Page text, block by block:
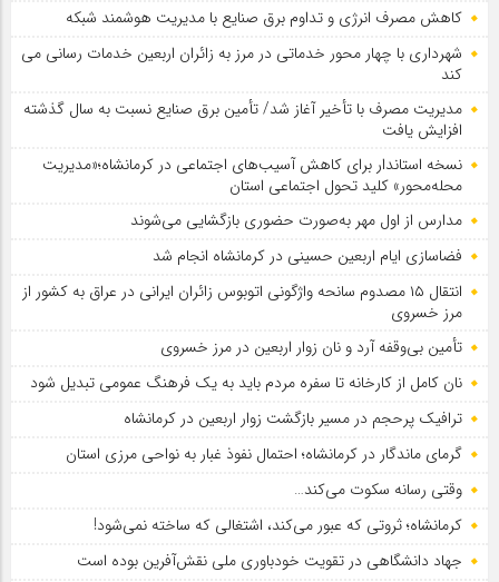
کاهش مصرف انرژی و تداوم برق صنایع با مدیریت هوشمند شبکه
شهرداری با چهار محور خدماتی در مرز به زائران اربعین خدمات رسانی می
کند
مدیریت مصرف با تأخیر آغاز شد/ تأمین برق صنایع نسبت به سال گذشته
افزایش یافت
نسخه استاندار برای کاهش آسیب‌های اجتماعی در کرمانشاه؛«مدیریت
محله‌محور» کلید تحول اجتماعی استان
مدارس از اول مهر به‌صورت حضوری بازگشایی می‌شوند
فضاسازی ایام اربعین حسینی در کرمانشاه انجام شد
انتقال ۱۵ مصدوم سانحه واژگونی اتوبوس زائران ایرانی در عراق به کشور از
مرز خسروی
تأمین بی‌وقفه آرد و نان زوار اربعین در مرز خسروی
نان کامل از کارخانه تا سفره مردم باید به یک فرهنگ عمومی تبدیل شود
ترافیک پرحجم در مسیر بازگشت زوار اربعین در کرمانشاه
گرمای ماندگار در کرمانشاه؛ احتمال نفوذ غبار به نواحی مرزی استان
وقتی رسانه سکوت می‌کند…
کرمانشاه؛ ثروتی که عبور می‌کند، اشتغالی که ساخته نمی‌شود!
جهاد دانشگاهی در تقویت خودباوری ملی نقش‌آفرین بوده است